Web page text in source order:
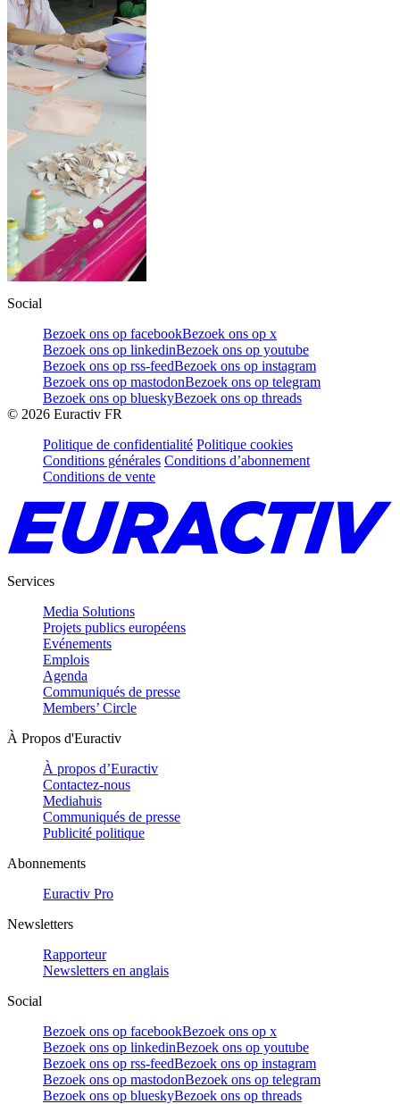
Social
Bezoek ons op facebookBezoek ons op x
Bezoek ons op linkedinBezoek ons op youtube
Bezoek ons op rss-feedBezoek ons op instagram
Bezoek ons op mastodonBezoek ons op telegram
Bezoek ons op blueskyBezoek ons op threads
© 2026 Euractiv FR
Politique de confidentialité Politique cookies
Conditions générales Conditions d’abonnement
Conditions de vente
Services
Media Solutions
Projets publics européens
Evénements
Emplois
Agenda
Communiqués de presse
Members’ Circle
À Propos d'Euractiv
À propos d’Euractiv
Contactez-nous
Mediahuis
Communiqués de presse
Publicité politique
Abonnements
Euractiv Pro
Newsletters
Rapporteur
Newsletters en anglais
Social
Bezoek ons op facebookBezoek ons op x
Bezoek ons op linkedinBezoek ons op youtube
Bezoek ons op rss-feedBezoek ons op instagram
Bezoek ons op mastodonBezoek ons op telegram
Bezoek ons op blueskyBezoek ons op threads